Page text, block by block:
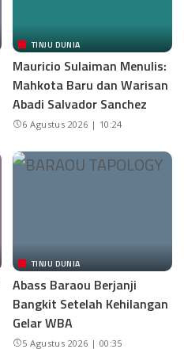
TINJU DUNIA
Mauricio Sulaiman Menulis:
Mahkota Baru dan Warisan
Abadi Salvador Sanchez
6 Agustus 2026 | 10:24
TINJU DUNIA
Abass Baraou Berjanji
Bangkit Setelah Kehilangan
Gelar WBA
5 Agustus 2026 | 00:35